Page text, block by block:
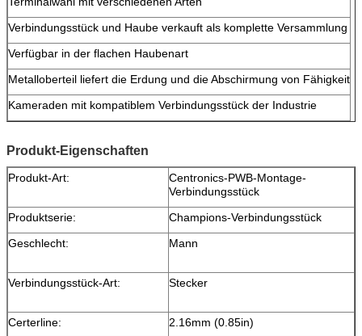
Verbindungsstück und Haube verkauft als komplette Versammlung
Verfügbar in der flachen Haubenart
Metalloberteil liefert die Erdung und die Abschirmung von Fähigkeit
Kameraden mit kompatiblem Verbindungsstück der Industrie
Produkt-Eigenschaften
Produkt-Art:
Centronics-PWB-Montage-
Verbindungsstück
Produktserie:
Champions-Verbindungsstück
Geschlecht:
Mann
Verbindungsstück-Art: Stecker
Certerline:
2.16mm (0.85in)